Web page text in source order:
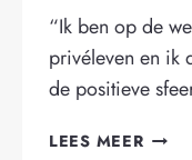
“Ik ben op de
privéleven en ik
de positieve
LEES MEER